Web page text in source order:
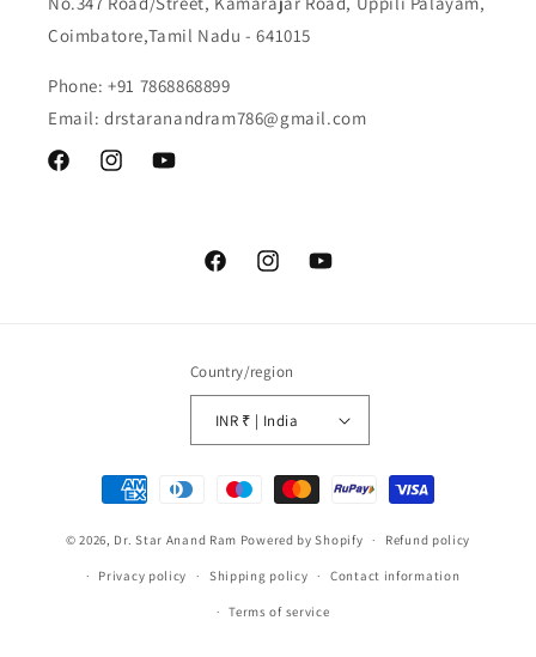
Coimbatore,Tamil Nadu - 641015
Phone: +91 7868868899
Email: drstaranandram786@gmail.com
FacebookInstagramYouTube
FacebookInstagramYouTube
Country/region
INR ₹ | India
Payment
methods
© 2026, Dr. Star Anand Ram Powered by Shopify Refund policy
Privacy policy Shipping policy Contact information
Terms of service